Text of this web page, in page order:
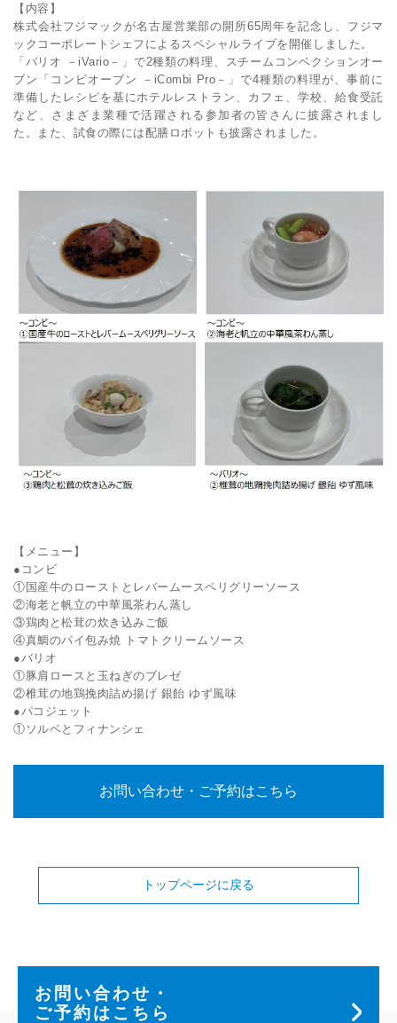
【内容】
株式会社フジマックが名古屋営業部の開所65周年を記念し、フジマ
ックコーポレートシェフによるスペシャルライブを開催しました。
「バリオ －iVario－」で2種類の料理、スチームコンベクションオー
ブン「コンビオーブン －iCombi Pro－」で4種類の料理が、事前に
準備したレシピを基にホテルレストラン、カフェ、学校、給食受託
など、さまざま業種で活躍される参加者の皆さんに披露されまし
た。また、試食の際には配膳ロボットも披露されました。
【メニュー】
●コンビ
①国産牛のローストとレバームースペリグリーソース
②海老と帆立の中華風茶わん蒸し
③鶏肉と松茸の炊き込みご飯
④真鯛のパイ包み焼 トマトクリームソース
●バリオ
①豚肩ロースと玉ねぎのブレゼ
②椎茸の地鶏挽肉詰め揚げ 銀飴 ゆず風味
●パコジェット
①ソルベとフィナンシェ
お問い合わせ・ご予約はこちら
トップページに戻る
お問い合わせ・
ご予約はこちら